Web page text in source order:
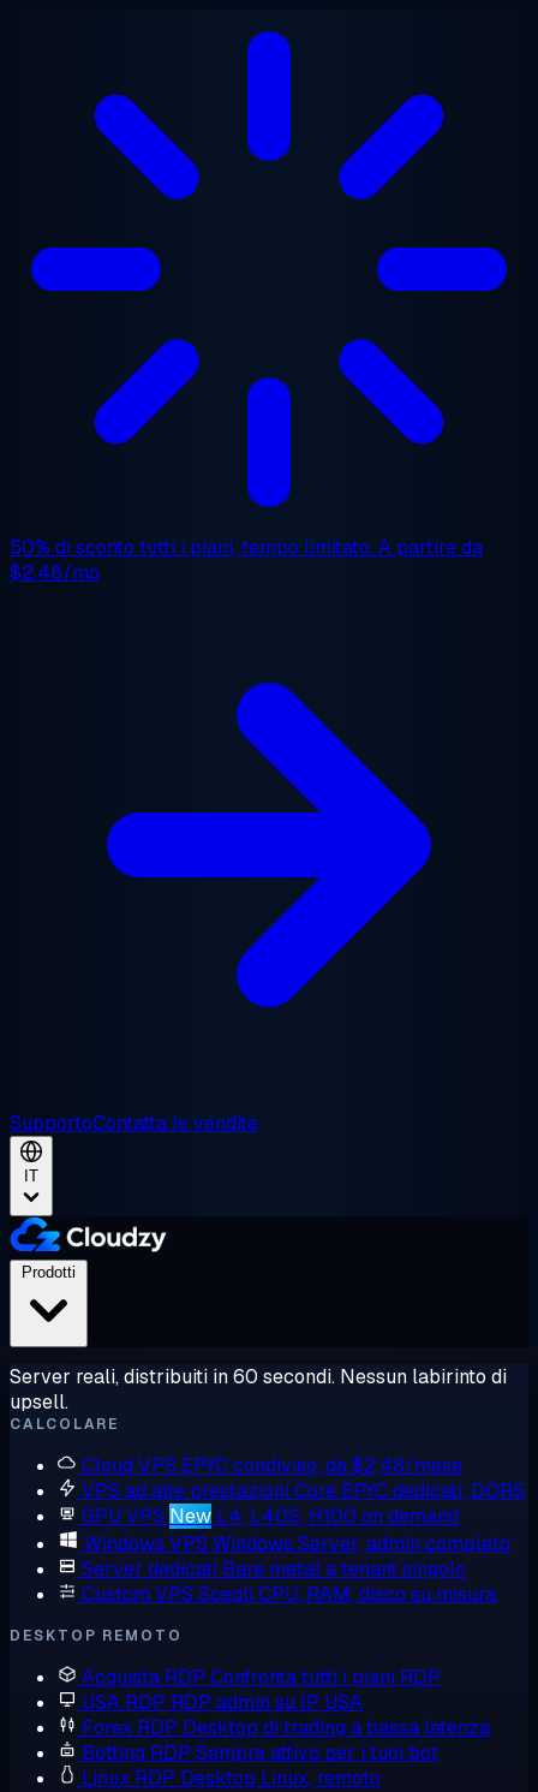
50% di sconto tutti i piani, tempo limitato. A partire da
$2.48/mo
SupportoContatta le vendite
IT
Server reali, distribuiti in 60 secondi. Nessun labirinto di
upsell.
CALCOLARE
Cloud VPS EPYC condiviso, da $2,48/mese
VPS ad alte prestazioni Core EPYC dedicati, DDR5
GPU VPS New L4, L40S, H100 on demand
Windows VPS Windows Server, admin completo
Server dedicati Bare metal a tenant singolo
Custom VPS Scegli CPU, RAM, disco su misura
DESKTOP REMOTO
Acquista RDP Confronta tutti i piani RDP
USA RDP RDP admin su IP USA
Forex RDP Desktop di trading a bassa latenza
Botting RDP Sempre attivo per i tuoi bot
Linux RDP Desktop Linux, remoto